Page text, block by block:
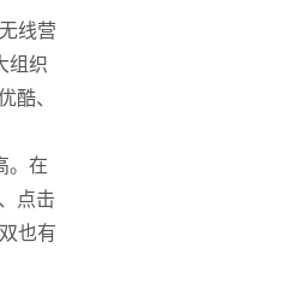
线营
组织
酷、
。在
点击
也有